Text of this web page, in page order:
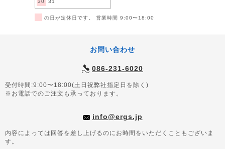
の日が定休日です。 営業時間 9:00〜18:00
お問い合わせ
086-231-6020
受付時間:9:00〜18:00(土日祝弊社指定日を除く)
※お電話でのご注文も承っております。
info@ergs.jp
内容によっては回答を差し上げるのにお時間をいただくこともございま
す。